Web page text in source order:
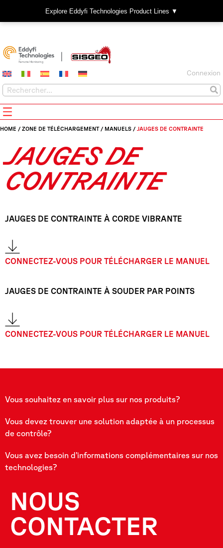
Explore Eddyfi Technologies Product Lines ▼
Connexion
HOME / ZONE DE TÉLÉCHARGEMENT / MANUELS / JAUGES DE CONTRAINTE
JAUGES DE
CONTRAINTE
JAUGES DE CONTRAINTE À CORDE VIBRANTE
CONNECTEZ-VOUS POUR TÉLÉCHARGER LE MANUEL
JAUGES DE CONTRAINTE À SOUDER PAR POINTS
CONNECTEZ-VOUS POUR TÉLÉCHARGER LE MANUEL
Vous souhaitez en savoir plus sur nos produits?
Vous devez trouver une solution adaptée à un processus
de contrôle?
Vous avez besoin d’informations complémentaires sur nos
technologies?
NOUS
CONTACTER